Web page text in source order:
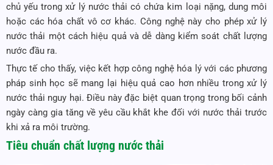
chủ yếu trong xử lý nước thải có chứa kim loại nặng, dung môi
hoặc các hóa chất vô cơ khác. Công nghệ này cho phép xử lý
nước thải một cách hiệu quả và dễ dàng kiểm soát chất lượng
nước đầu ra.
Thực tế cho thấy, việc kết hợp công nghệ hóa lý với các phương
pháp sinh học sẽ mang lại hiệu quả cao hơn nhiều trong xử lý
nước thải nguy hại. Điều này đặc biệt quan trọng trong bối cảnh
ngày càng gia tăng về yêu cầu khắt khe đối với nước thải trước
khi xả ra môi trường.
Tiêu chuẩn chất lượng nước thải